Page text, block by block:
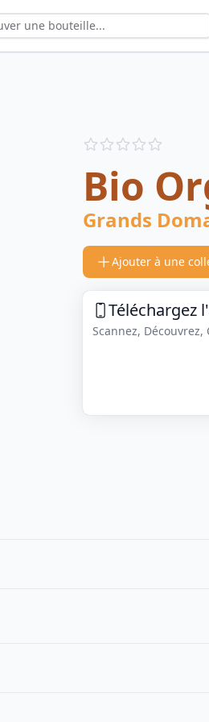
Reviews
Bio
Grands
Ajouter à une
Téléchargez
Scannez,